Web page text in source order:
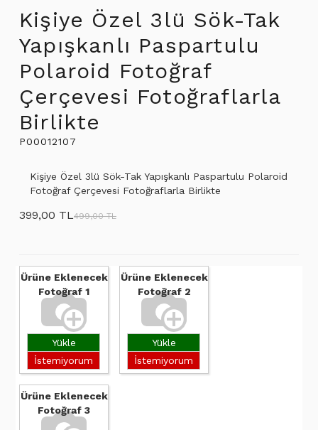
Kişiye Özel 3lü Sök-Tak
Yapışkanlı Paspartulu
Polaroid Fotoğraf
Çerçevesi Fotoğraflarla
Birlikte
P00012107
Kişiye Özel 3lü Sök-Tak Yapışkanlı Paspartulu Polaroid
Fotoğraf Çerçevesi Fotoğraflarla Birlikte
399,00 TL499,00 TL
Ürüne Eklenecek
Fotoğraf 1
Yükle
İstemiyorum
Ürüne Eklenecek
Fotoğraf 2
Yükle
İstemiyorum
Ürüne Eklenecek
Fotoğraf 3